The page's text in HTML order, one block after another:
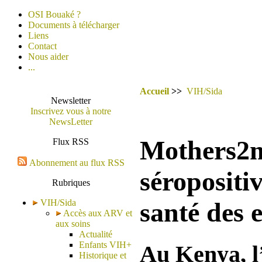
OSI Bouaké ?
Documents à télécharger
Liens
Contact
Nous aider
...
Newsletter
Inscrivez vous à notre
NewsLetter
Flux RSS
Abonnement au flux RSS
Rubriques
VIH/Sida
Accès aux ARV et
aux soins
Actualité
Enfants VIH+
Historique et
Accueil >> VIH/Sida
santé des
Au Kenya,